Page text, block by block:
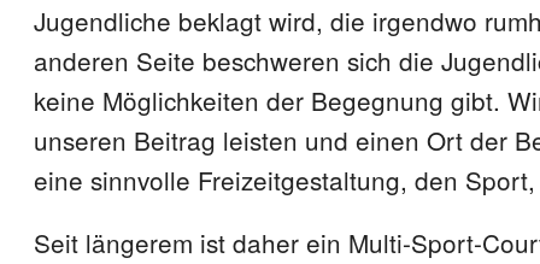
Jugendliche beklagt wird, die irgendwo
anderen Seite beschweren sich die
keine Möglichkeiten der Begegnung gibt.
unseren Beitrag leisten und einen Ort der
eine sinnvolle Freizeitgestaltung, den
Seit längerem ist daher ein Multi-Sport-